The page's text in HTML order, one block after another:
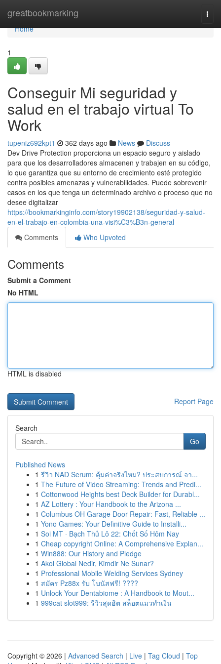
greatbookmarking
Home
Home
1
Conseguir Mi seguridad y
salud en el trabajo virtual To
Work
tupeniz692kpt1 362 days ago News
Discuss
Dev Drive Protection proporciona un espacio seguro y aislado
para que los desarrolladores almacenen y trabajen en su código,
lo que garantiza que su entorno de crecimiento esté protegido
contra posibles amenazas y vulnerabilidades. Puede sobrevenir
casos en los que tenga un determinado archivo o proceso que no
desee digitalizar
https://bookmarkinginfo.com/story19902138/seguridad-y-salud-
en-el-trabajo-en-colombia-una-visi%C3%B3n-general
Comments
Who Upvoted
Comments
Submit a Comment
No HTML
HTML is disabled
Report Page
Search
Go
Published News
1 รีวิว NAD Serum: คุ้มค่าจริงไหม? ประสบการณ์ จา...
1 The Future of Video Streaming: Trends and Predi...
1 Cottonwood Heights best Deck Builder for Durabl...
1 AZ Lottery : Your Handbook to the Arizona ...
1 Columbus OH Garage Door Repair: Fast, Reliable ...
1 Yono Games: Your Definitive Guide to Installi...
1 Soi MT · Bạch Thủ Lô 22: Chốt Số Hôm Nay
1 Cheap copyright Online: A Comprehensive Explan...
1 Win888: Our History and Pledge
1 Akol Global Nedir, Kimdir Ne Sunar?
1 Professional Mobile Welding Services Sydney
1 สมัคร Pz88x รับ โบนัสฟรี! ????
1 Unlock Your Dentabiome : A Handbook to Mout...
1 999cat slot999: รีวิวสุดฮิต สล็อตแมวทำเงิน
Copyright © 2026 | Advanced Search | Live | Tag Cloud | Top